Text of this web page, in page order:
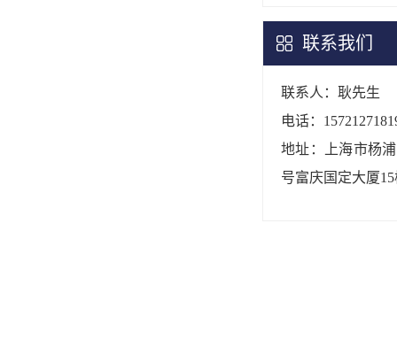
联系我们
联系人：耿先生
电话：
地址：上海市杨
号富庆国定大厦